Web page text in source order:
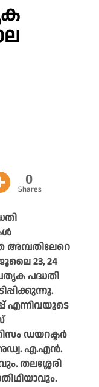
0
Shares
അമ്പതിലേറെ
23, 24
പദ്ധതി
എന്നിവയുടെ
ഡയറക്ടർ
അഡ്വ. എ.എൻ.
തലശ്ശേരി